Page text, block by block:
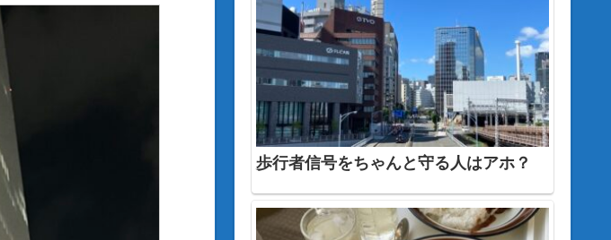
歩行者信号をちゃんと守る人はアホ？